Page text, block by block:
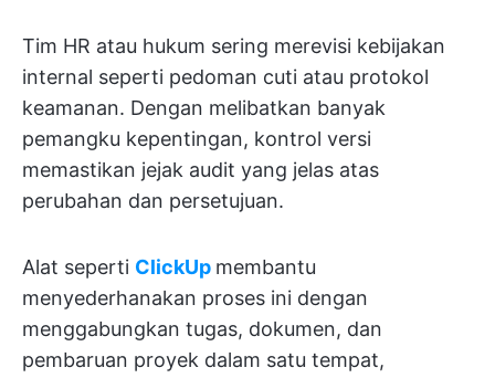
Tim HR atau hukum sering merevisi kebijakan
internal seperti pedoman cuti atau protokol
keamanan. Dengan melibatkan banyak
pemangku kepentingan, kontrol versi
memastikan jejak audit yang jelas atas
perubahan dan persetujuan.
Alat seperti ClickUp membantu
menyederhanakan proses ini dengan
menggabungkan tugas, dokumen, dan
pembaruan proyek dalam satu tempat,